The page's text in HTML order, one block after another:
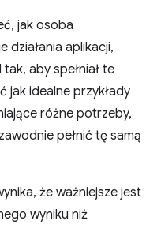
jak osoba
działania aplikacji,
aby spełniał te
jak idealne przykłady
różne potrzeby,
pełnić tę samą
że ważniejsze jest
wyniku niż